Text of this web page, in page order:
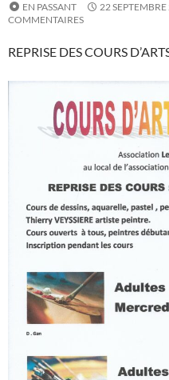
EN PASSANT
22
COMMENTAIRES
REPRISE DES COURS